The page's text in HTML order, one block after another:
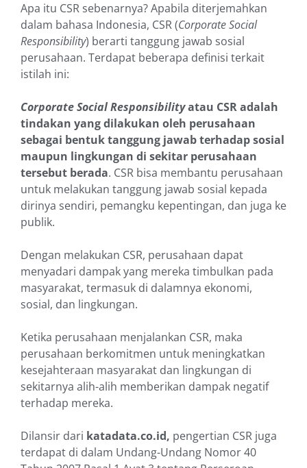
Apa itu CSR sebenarnya? Apabila diterjemahkan
dalam bahasa Indonesia, CSR (Corporate Social
Responsibility) berarti tanggung jawab sosial
perusahaan. Terdapat beberapa definisi terkait
istilah ini:
Corporate Social Responsibilityatau CSR adalah
tindakan yang dilakukan oleh perusahaan
sebagai bentuk tanggung jawab terhadap sosial
maupun lingkungan di sekitar perusahaan
tersebut berada. CSR bisa membantu perusahaan
untuk melakukan tanggung jawab sosial kepada
dirinya sendiri, pemangku kepentingan, dan juga ke
publik.
Dengan melakukan CSR, perusahaan dapat
menyadari dampak yang mereka timbulkan pada
masyarakat, termasuk di dalamnya ekonomi,
sosial, dan lingkungan.
Ketika perusahaan menjalankan CSR, maka
perusahaan berkomitmen untuk meningkatkan
kesejahteraan masyarakat dan lingkungan di
sekitarnya alih-alih memberikan dampak negatif
terhadap mereka.
Dilansir dari katadata.co.id, pengertian CSR juga
terdapat di dalam Undang-Undang Nomor 40